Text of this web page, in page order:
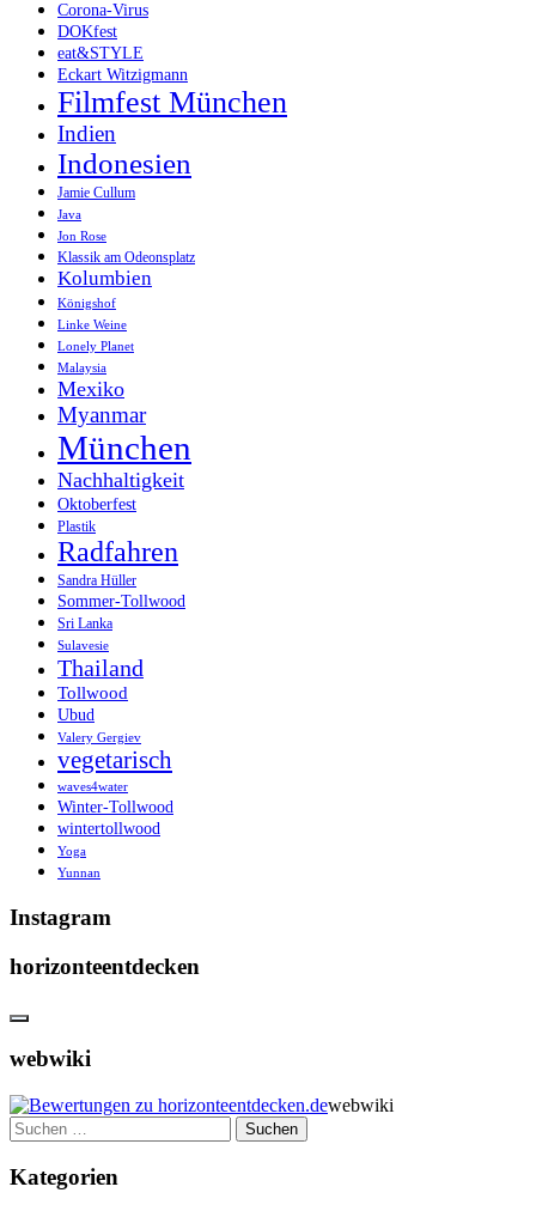
Corona-Virus
DOKfest
eat&STYLE
Eckart Witzigmann
Filmfest München
Indien
Indonesien
Jamie Cullum
Java
Jon Rose
Klassik am Odeonsplatz
Kolumbien
Königshof
Linke Weine
Lonely Planet
Malaysia
Mexiko
Myanmar
München
Nachhaltigkeit
Oktoberfest
Plastik
Radfahren
Sandra Hüller
Sommer-Tollwood
Sri Lanka
Sulavesie
Thailand
Tollwood
Ubud
Valery Gergiev
vegetarisch
waves4water
Winter-Tollwood
wintertollwood
Yoga
Yunnan
Instagram
horizonteentdecken
webwiki
webwiki
Suchen
nach:
Kategorien